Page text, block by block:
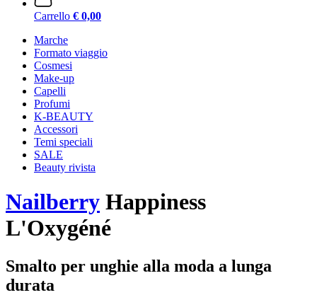
Carrello € 0,00
Marche
Formato viaggio
Cosmesi
Make-up
Capelli
Profumi
K-BEAUTY
Accessori
Temi speciali
SALE
Beauty rivista
Nailberry Happiness
L'Oxygéné
Smalto per unghie alla moda a lunga
durata